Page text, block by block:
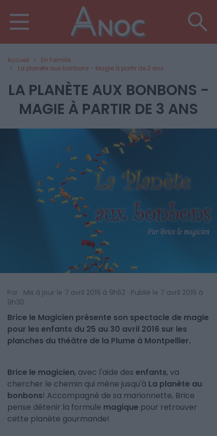
Accueil
En Famille
La planète aux bonbons - Magie à partir de 3 ans
LA PLANÈTE AUX BONBONS -
MAGIE À PARTIR DE 3 ANS
Par · Mis à jour le 7 avril 2016 à 9h52 · Publié le 7 avril 2016 à
9h30
Brice le Magicien présente son spectacle de magie
pour les enfants du 25 au 30 avril 2016 sur les
planches du théâtre de la Plume à Montpellier.
Brice le magicien, avec l'aide des enfants, va
chercher le chemin qui mène jusqu'à La planète au
bonbons! Accompagné de sa marionnette, Brice
pense détenir la formule magique pour retrouver
cette planète gourmande!